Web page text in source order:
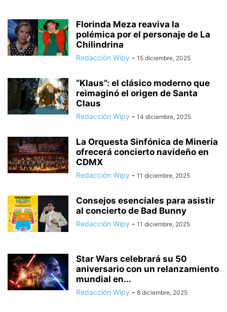
Florinda Meza reaviva la
polémica por el personaje de La
Chilindrina
Redacción Wipy - 15 diciembre, 2025
“Klaus”: el clásico moderno que
reimaginó el origen de Santa
Claus
Redacción Wipy - 14 diciembre, 2025
La Orquesta Sinfónica de Minería
ofrecerá concierto navideño en
CDMX
Redacción Wipy - 11 diciembre, 2025
Consejos esenciales para asistir
al concierto de Bad Bunny
Redacción Wipy - 11 diciembre, 2025
Star Wars celebrará su 50
aniversario con un relanzamiento
mundial en...
Redacción Wipy - 8 diciembre, 2025